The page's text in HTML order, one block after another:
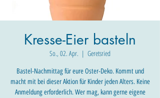
Kresse-Eier basteln
So., 02. Apr.
  |
Geretsried
Bastel-Nachmittag für eure Oster-Deko. Kommt und
macht mit bei dieser Aktion für Kinder jeden Alters. Keine
Anmeldung erforderlich. Wer mag, kann gerne eigene